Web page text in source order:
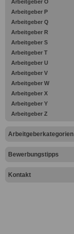
Arbeitgeber O
Arbeitgeber P
Arbeitgeber Q
Arbeitgeber R
Arbeitgeber S
Arbeitgeber T
Arbeitgeber U
Arbeitgeber V
Arbeitgeber W
Arbeitgeber X
Arbeitgeber Y
Arbeitgeber Z
Arbeitgeberkategorien
Bewerbungstipps
Kontakt